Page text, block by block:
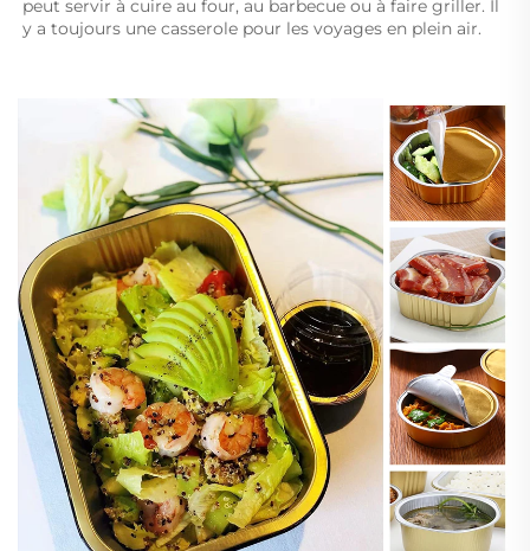
peut servir à cuire au four, au barbecue ou à faire griller. Il
y a toujours une casserole pour les voyages en plein air.